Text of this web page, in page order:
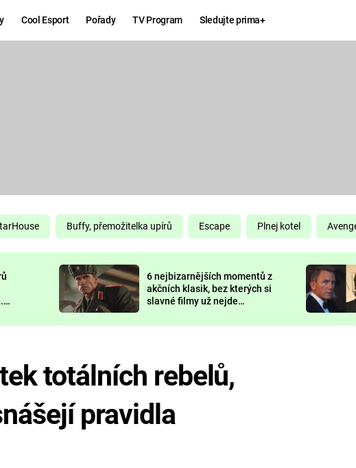
Cool Esport Pořady TV Program Sledujte prima+
DELIVERANCE
KOMEDIE
CHUCK
NORRIS
DEADPOOL
Buffy, přemožitelka upírů Escape Plnej kotel
6 nejbizarnějších momentů z
akčních klasik, bez kterých si
slavné filmy už nejde
totálních rebelů,
pravidla